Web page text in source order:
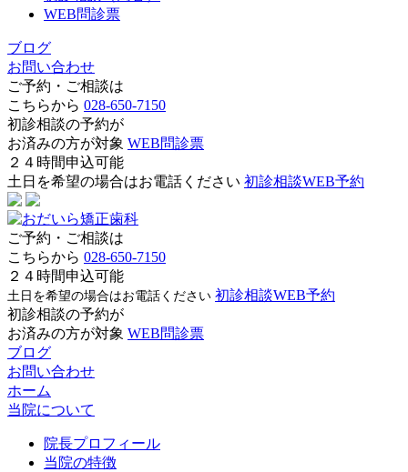
WEB問診票
ブログ
お問い合わせ
ご予約・ご相談は
こちらから 028-650-7150
初診相談の予約が
お済みの方が対象 WEB問診票
２４時間申込可能
土日を希望の場合はお電話ください 初診相談WEB予約
ご予約・ご相談は
こちらから 028-650-7150
２４時間申込可能
土日を希望の場合はお電話ください 初診相談WEB予約
初診相談の予約が
お済みの方が対象 WEB問診票
ブログ
お問い合わせ
ホーム
当院について
院長プロフィール
当院の特徴